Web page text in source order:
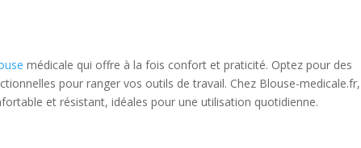
médicale qui offre à la fois confort et praticité. Optez pour des
pour ranger vos outils de travail. Chez Blouse-medicale.fr,
et résistant, idéales pour une utilisation quotidienne.